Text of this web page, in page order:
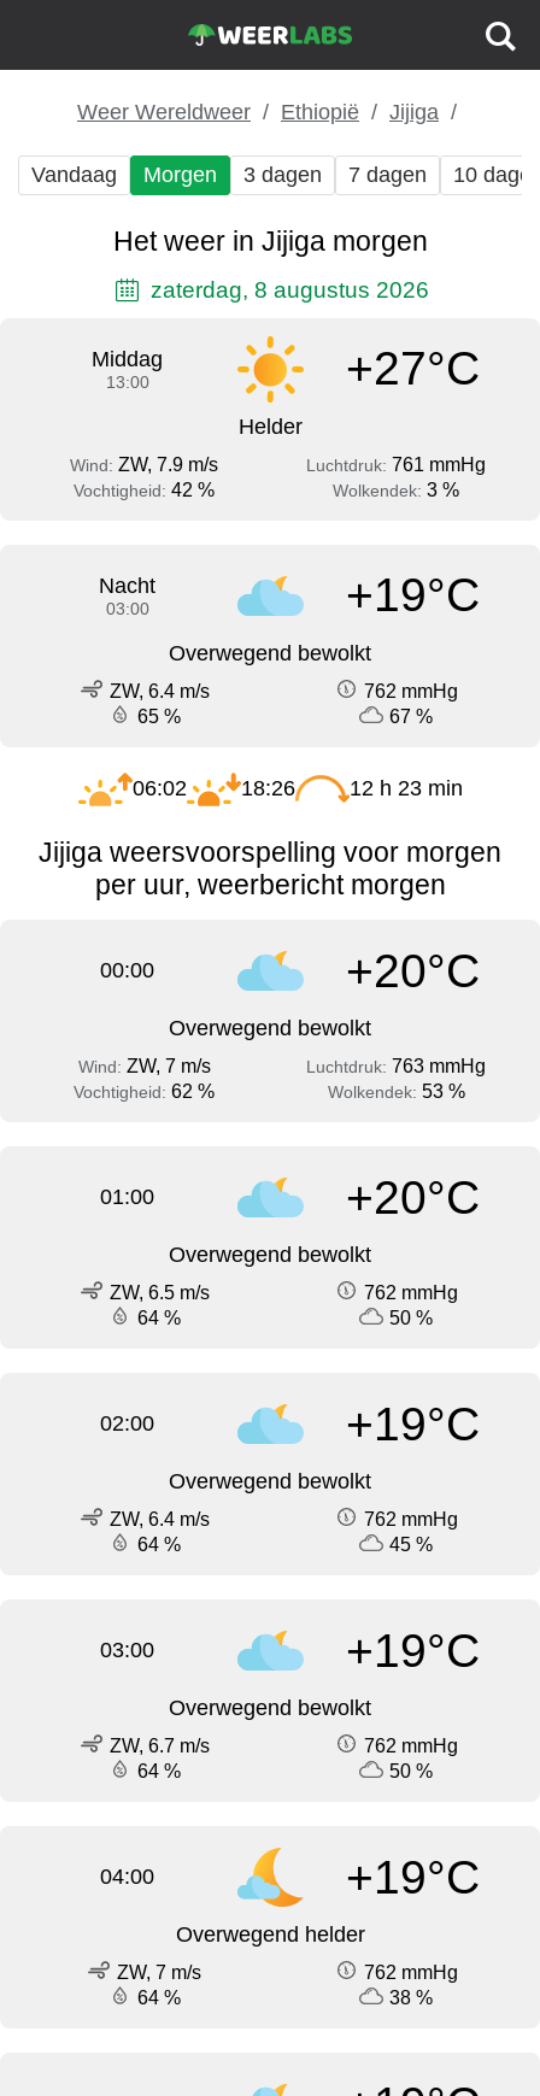
Weer Wereldweer Ethiopië Jijiga
Vandaag Morgen 3 dagen 7 dagen 10
Het weer in Jijiga morgen
zaterdag, 8 augustus 2026
Middag
13:00 +27°C
Helder
Wind: ZW, 7.9 m/s Luchtdruk: 761 mmHg
Vochtigheid: 42 % Wolkendek: 3 %
Nacht
03:00 +19°C
Overwegend bewolkt
ZW, 6.4 m/s
762 mmHg
65 %
67 %
06:02 18:26 12 h 23 min
Jijiga weersvoorspelling voor morgen
per uur, weerbericht morgen
00:00 +20°C
Overwegend bewolkt
Wind: ZW, 7 m/s Luchtdruk: 763 mmHg
Vochtigheid: 62 % Wolkendek: 53 %
01:00 +20°C
Overwegend bewolkt
ZW, 6.5 m/s
762 mmHg
64 %
50 %
02:00 +19°C
Overwegend bewolkt
ZW, 6.4 m/s
762 mmHg
64 %
45 %
03:00 +19°C
Overwegend bewolkt
ZW, 6.7 m/s
762 mmHg
64 %
50 %
04:00 +19°C
Overwegend helder
ZW, 7 m/s
762 mmHg
64 %
38 %